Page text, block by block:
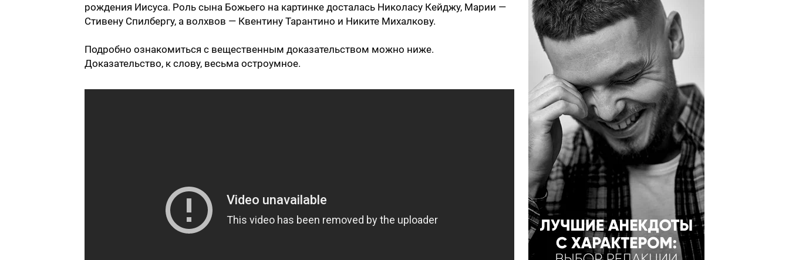
рождения Иисуса. Роль сына Божьего на картинке досталась Николасу Кейджу, Марии —
Стивену Спилбергу, а волхвов — Квентину Тарантино и Никите Михалкову.
Подробно ознакомиться с вещественным доказательством можно ниже.
Доказательство, к слову, весьма остроумное.